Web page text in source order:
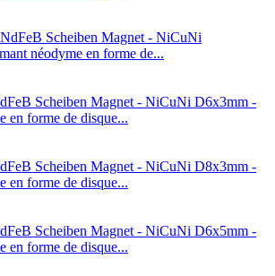
néodyme en forme de...
D6x3mm -
en forme de disque...
D8x3mm -
en forme de disque...
D6x5mm -
en forme de disque...